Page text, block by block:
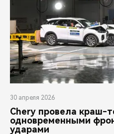
30 апреля 2026
Chery провела краш-
одновременными
ударами